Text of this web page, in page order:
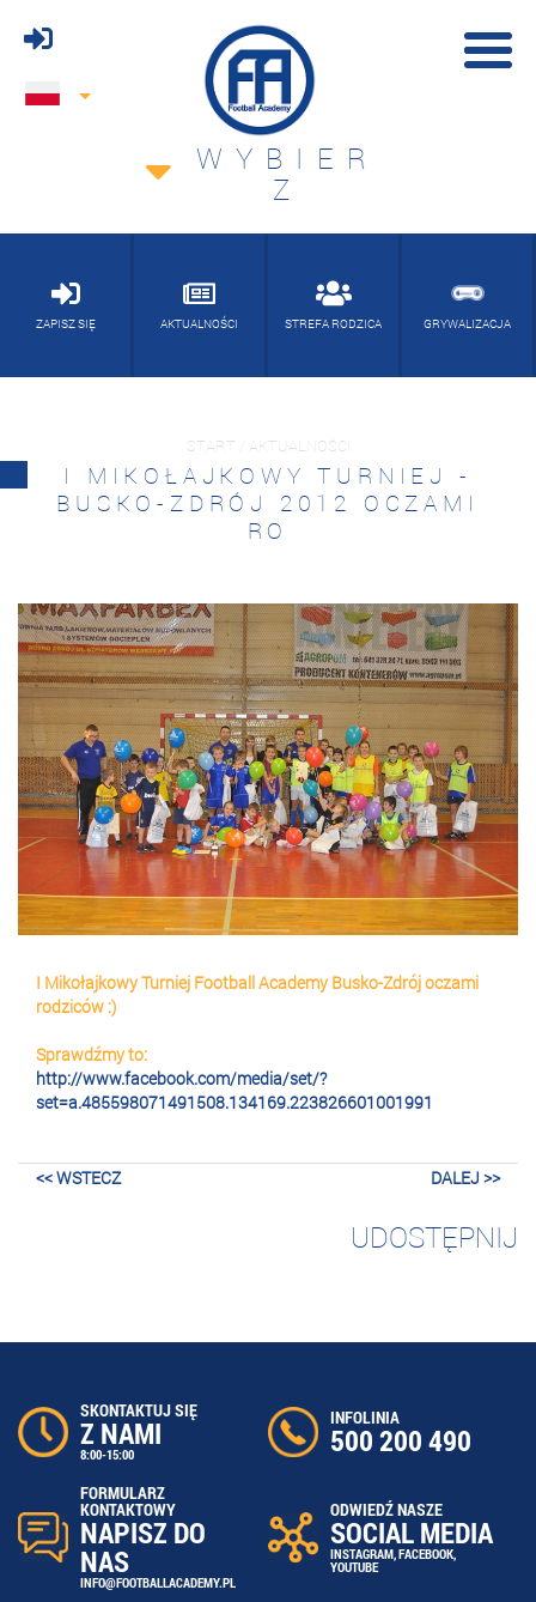
WYBIER
Z
ZAPISZ SIĘ AKTUALNOŚCI STREFA RODZICA GRYWALIZACJA
START / AKTUALNOŚCI
I MIKOŁAJKOWY TURNIEJ -
BUSKO-ZDRÓJ 2012 OCZAMI
RO
I Mikołajkowy Turniej Football Academy Busko-Zdrój oczami
rodziców :)
Sprawdźmy to:
http://www.facebook.com/media/set/?
set=a.485598071491508.134169.223826601001991
<< WSTECZ DALEJ >>
UDOSTĘPNIJ
SKONTAKTUJ SIĘ
Z NAMI
8:00-15:00
INFOLINIA
500 200 490
FORMULARZ
KONTAKTOWY
NAPISZ DO
NAS
INFO@FOOTBALLACADEMY.PL
ODWIEDŹ NASZE
SOCIAL MEDIA
INSTAGRAM,FACEBOOK,
YOUTUBE